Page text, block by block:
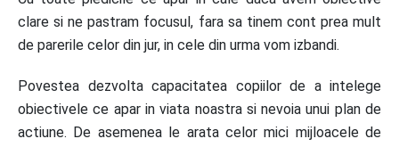
clare si ne pastram focusul, fara sa tinem cont prea mult
de parerile celor din jur, in cele din urma vom izbandi.
Povestea dezvolta capacitatea copiilor de a intelege
obiectivele ce apar in viata noastra si nevoia unui plan de
actiune. De asemenea le arata celor mici mijloacele de